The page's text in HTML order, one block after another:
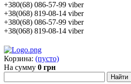
+380(68) 086-57-99 viber
+38(068) 819-08-14 viber
+380(68) 086-57-99 viber
+38(068) 819-08-14 viber
Корзина: (пусто)
На сумму 0 грн